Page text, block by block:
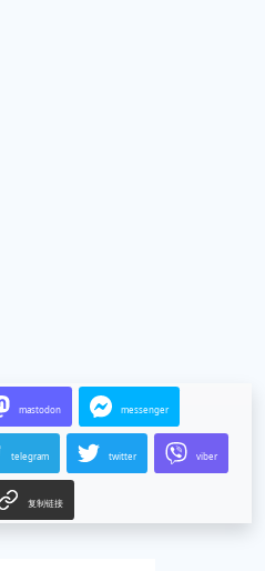
mastodon messenger
telegram twitter viber
复制链接